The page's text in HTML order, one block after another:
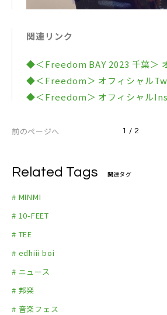
関連リンク
◆＜Freedom BAY 2023 千葉＞
◆＜Freedom＞ オフィシャル
◆＜Freedom＞ オフィシャル
◆MINMI オフィシャルSNSリン
前のページへ 1 / 2
Related Tags 関連タグ
# MINMI
# 10-FEET
# TEE
# edhiii boi
# ニュース
# 邦楽
# 音楽フェス